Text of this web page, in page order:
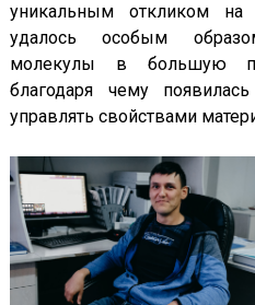
уникальным откликом на
удалось особым
молекулы в большую
благодаря чему
управлять свойствами